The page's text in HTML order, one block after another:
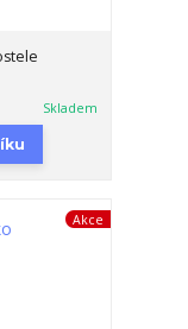
Skladem
Akce